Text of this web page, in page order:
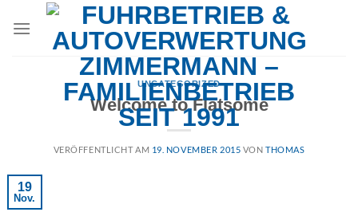
Inhalt
UNCATEGORIZED
Welcome to Flatsome
VERÖFFENTLICHT AM 19. NOVEMBER 2015 VONTHOMAS
19
Nov.